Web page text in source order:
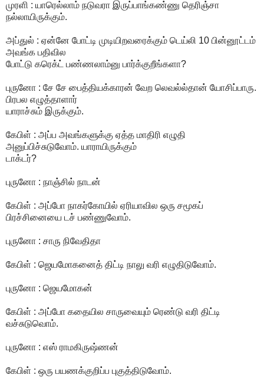
முரளி : யாரெல்லாம் நடுவரா இருப்பாங்கண்ணு தெரிஞ்சா
நல்லாயிருக்கும்.
அப்துல் : ஏன்னே போட்டி முடியிறவரைக்கும் டெய்லி 10 பின்னூட்டம்
அவங்க பதிவில
போட்டு கரெக்ட் பண்ணலாம்னு பார்க்குறீங்களா?
புருனோ : சே சே பைத்தியக்காரன் வேற லெவல்ல்தான் யோசிப்பாரு.
பிரபல எழுத்தாளார்
யாராச்சும் இருக்கும்.
கேபிள் : அப்ப அவங்களுக்கு ஏத்த மாதிரி எழுதி
அனுப்பிச்சுடுவோம். யாராயிருக்கும்
டாக்டர்?
புருனோ : நாஞ்சில் நாடன்
கேபிள் : அப்போ நாகர்கோயில் ஏரியாவில ஒரு சமூகப்
பிரச்சினையை டச் பண்ணுவோம்.
புருனோ : சாரு நிவேதிதா
கேபிள் : ஜெயமோகனைத் திட்டி நாலு வரி எழுதிடுவோம்.
புருனோ : ஜெயமோகன்
கேபிள் : அப்போ கதையில சாருவையும் ரெண்டு வரி திட்டி
வச்சுடுவொம்.
புருனோ : எஸ் ராமகிருஷ்ணன்
கேபிள் : ஒரு பயணக்குறிப்ப புகுத்திடுவோம்.